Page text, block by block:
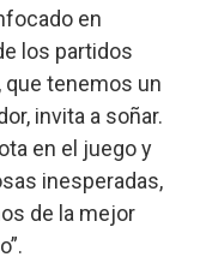
en
los partidos
tenemos un
invita a soñar.
en el juego y
inesperadas,
de la mejor